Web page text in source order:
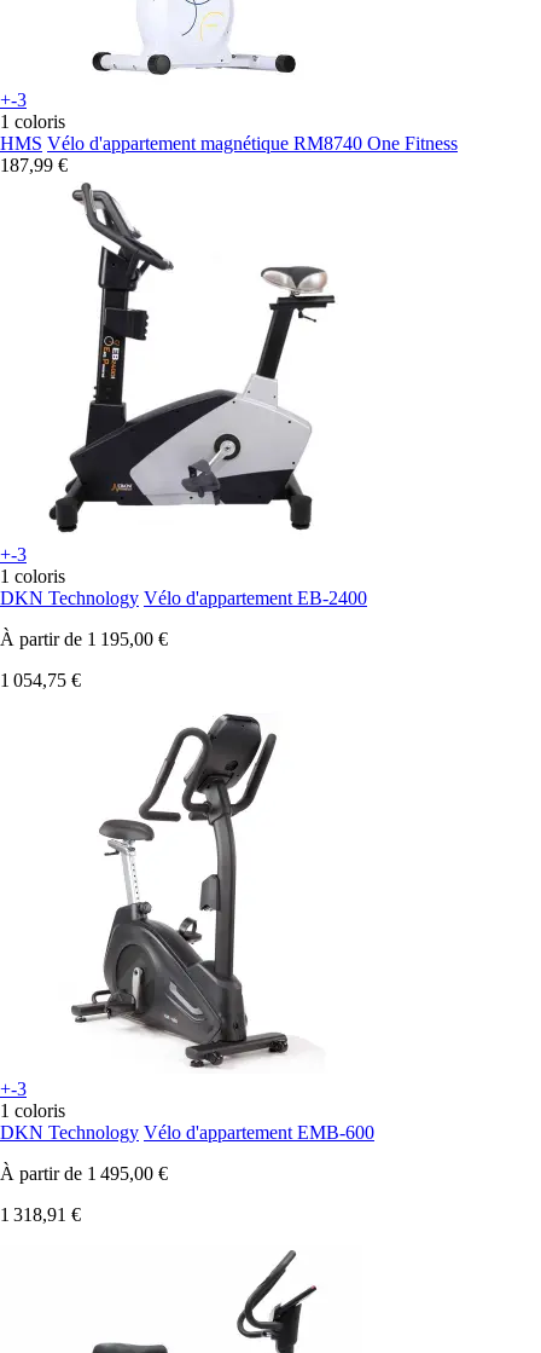
+-3
1 coloris
HMS Vélo d'appartement magnétique RM8740 One Fitness
187,99 €
+-3
1 coloris
DKN Technology Vélo d'appartement EB-2400
À partir de 1 195,00 €
1 054,75 €
+-3
1 coloris
DKN Technology Vélo d'appartement EMB-600
À partir de 1 495,00 €
1 318,91 €